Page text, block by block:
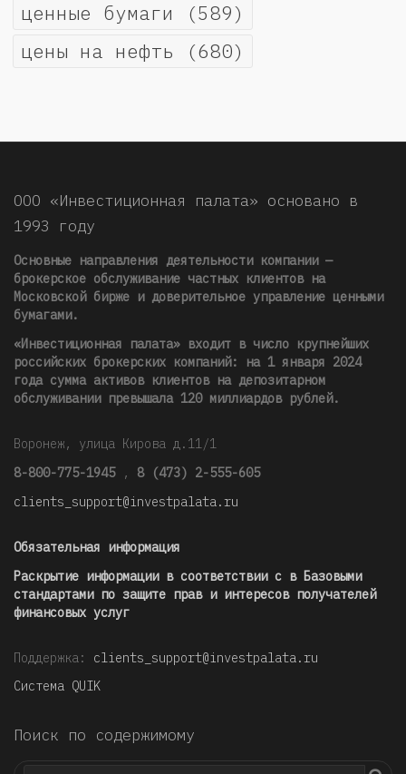
ценные бумаги (589)
цены на нефть (680)
ООО «Инвестиционная палата» основано в
1993 году
Основные направления деятельности компании —
брокерское обслуживание частных клиентов на
Московской бирже и доверительное управление ценными
бумагами.
«Инвестиционная палата» входит в число крупнейших
российских брокерских компаний: на 1 января 2024
года сумма активов клиентов на депозитарном
обслуживании превышала 120 миллиардов рублей.
Воронеж, улица Кирова д.11/1
8-800-775-1945 , 8 (473) 2-555-605
clients_support@investpalata.ru
Обязательная информация
Раскрытие информации в соответствии с в Базовыми
стандартами по защите прав и интересов получателей
финансовых услуг
Поддержка: clients_support@investpalata.ru
Система QUIK
Поиск по содержимому